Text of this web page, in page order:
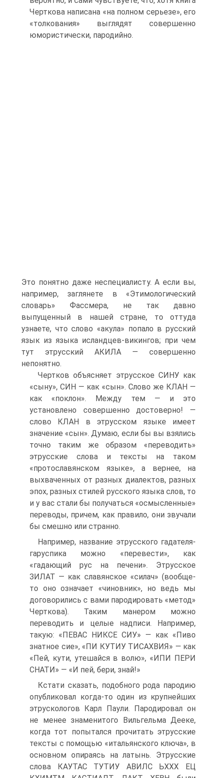
Черткова написана «на полном серьезе», его
«толкования» выглядят совершенно
юмористически, пародийно.
Это понятно даже неспециалисту. А если вы,
например, заглянете в «Этимологический
словарь» Фассмера, не так давно
выпущенный в нашей стране, то оттуда
узнаете, что слово «акула» попало в русский
язык из языка исландцев-викингов; при чем
тут этрусский АКИЛА — совершенно
непонятно.
Чертков объясняет этрусское СИНУ как
«сыну», СИН — как «сын». Слово же КЛАН —
как «поклон». Между тем — и это
установлено совершенно достоверно! —
слово КЛАН в этрусском языке имеет
значение «сын». Думаю, если бы вы взялись
точно таким же образом «переводить»
этрусские слова и тексты на таком
«протославянском языке», а вернее, на
выхваченных от разных диалектов, разных
эпох, разных стилей русского языка слов, то
и у вас стали бы получаться «осмысленные»
переводы, причем, как правило, они звучали
бы смешно или странно.
Например, название этрусского гадателя-
гаруспика можно «перевести», как
«гадающий рус на печени». Этрусское
ЗИЛАТ — как славянское «силач» (вообще-
то оно означает «чиновник», но ведь мы
договорились с вами пародировать «метод»
Черткова). Таким манером можно
переводить и целые надписи. Например,
такую: «ПЕВАС НИКСЕ СИУ» — как «Пиво
знатное сие», «ПИ КУТИУ ТИСАХВИЯ» — как
«Пей, кути, утешайся в волю», «ИПИ ПЕРИ
СНАТИ» — «И пей, бери, знай!»
Кстати сказать, подобного рода пародию
опубликовал когда-то один из крупнейших
этрускологов Карл Паули. Пародировал он
не менее знаменитого Вильгельма Дееке,
когда тот попытался прочитать этрусские
тексты с помощью «итальянского ключа», в
основном опираясь на латынь. Этрусские
слова КАУТАС ТУТИУ АВИЛС ЬХХХ ЕЦ